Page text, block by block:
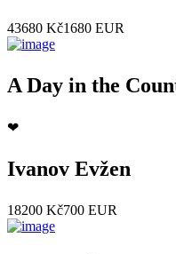
43680 Kč1680 EUR
A Day in the
❤
Ivanov Evžen
18200 Kč700 EUR